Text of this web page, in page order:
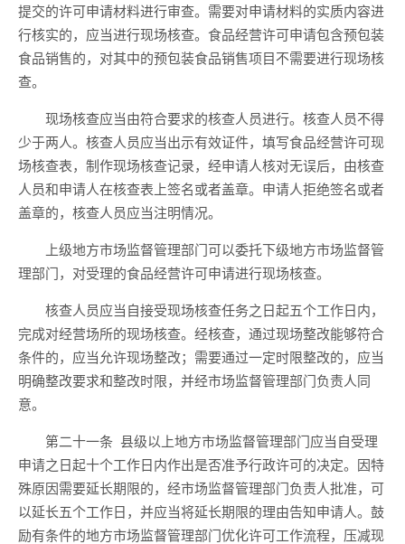
提交的许可申请材料进行审查。需要对申请材料的实质内容进
行核实的，应当进行现场核查。 食品经营许可申请包含预包装
食品销售的，对其中的预包装食品销售项目不需要进行现场核
查。
现场核查应当由符合要求的核查人员进行。核查人员不得
少于两人。核查人员应当出示有效证件，填写食品经营许可现
场核查表， 制作现场核查记录， 经申请人核对无误后，由核查
人员和申请人在核查表上签名或者盖章。 申请人拒绝签名或者
盖章的，核查人员应当注明情况。
上级地方市场监督管理部门可以委托下级地方市场监督管
理部门，对受理的食品经营许可申请进行现场核查。
核查人员应当自接受现场核查任务之日起五个工作日内，
完成对经营场所的现场核查。经核查，通过现场整改能够符合
条件的，应当允许现场整改；需要通过一定时限整改的，应当
明确整改要求和整改时限，并经市场监督管理部门负责人同
意。
第二十一条 县级以上地方市场监督管理部门应当自受理
申请之日起十个工作日内作出是否准予行政许可的决定。因特
殊原因需要延长期限的，经市场监督管理部门负责人批准，可
以延长五个工作日，并应当将延长期限的理由告知申请人。鼓
励有条件的地方市场监督管理部门优化许可工作流程， 压减现